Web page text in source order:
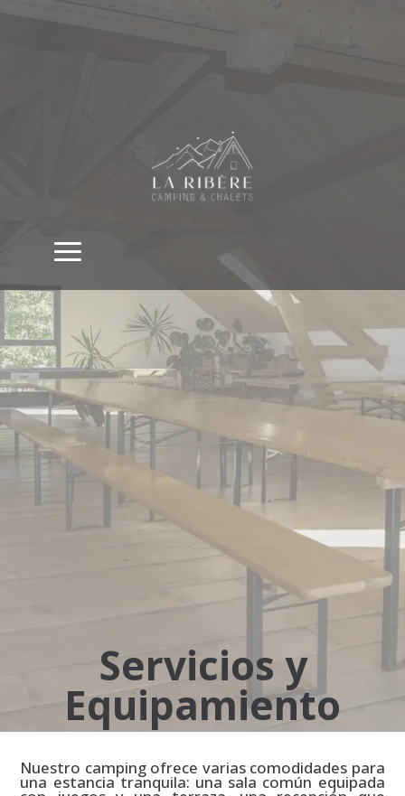
Servicios y
Equipamiento
Nuestro camping ofrece varias comodidades para
una estancia tranquila: una sala común equipada